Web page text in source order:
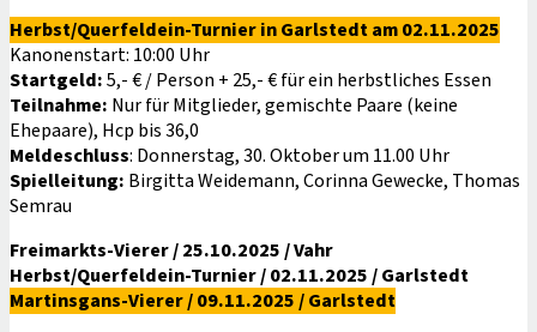
Herbst/Querfeldein-Turnier in Garlstedtam 02.11.2025
Kanonenstart: 10:00 Uhr
Startgeld:5,- € / Person + 25,- € für ein herbstliches Essen
Teilnahme: Nur für Mitglieder, gemischte Paare (keine
Ehepaare), Hcp bis 36,0
Meldeschluss: Donnerstag, 30. Oktober um 11.00 Uhr
Spielleitung: Birgitta Weidemann, Corinna Gewecke, Thomas
Semrau
Freimarkts-Vierer / 25.10.2025 / Vahr
Herbst/Querfeldein-Turnier / 02.11.2025 / Garlstedt
Martinsgans-Vierer / 09.11.2025 / Garlstedt